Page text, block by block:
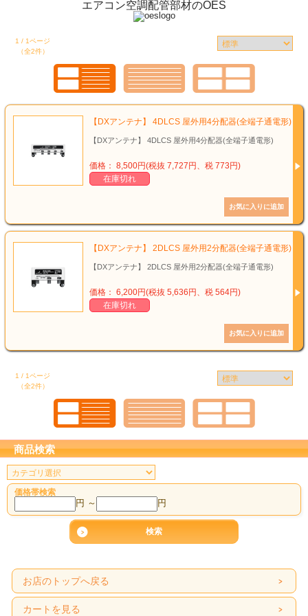
エアコン空調配管部材のOES
1 / 1ページ
（全2件）
【DXアンテナ】 4DLCS 屋外用4分配器(全端子通電形)
【DXアンテナ】 4DLCS 屋外用4分配器(全端子通電形)
価格： 8,500円(税抜 7,727円、税 773円)
在庫切れ
【DXアンテナ】 2DLCS 屋外用2分配器(全端子通電形)
【DXアンテナ】 2DLCS 屋外用2分配器(全端子通電形)
価格： 6,200円(税抜 5,636円、税 564円)
在庫切れ
1 / 1ページ
（全2件）
商品検索
価格帯検索
円 ～ 円
お店のトップへ戻る
カートを見る